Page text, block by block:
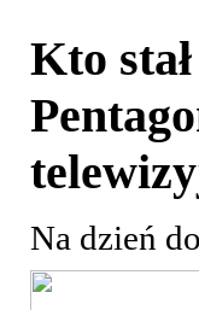
Kto
Na dzień